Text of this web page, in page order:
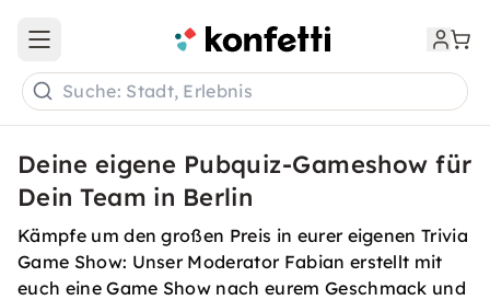
Open main menu
Suche: Stadt, Erlebnis
Deine eigene Pubquiz-Gameshow für
Dein Team in Berlin
Kämpfe um den großen Preis in eurer eigenen Trivia
Game Show: Unser Moderator Fabian erstellt mit
euch eine Game Show nach eurem Geschmack und